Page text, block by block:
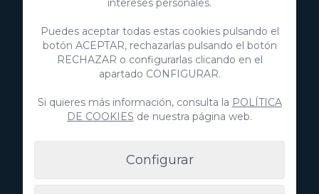
+34 928 380 457
+34 928 380 457
Descubre
Anuncia tu propiedad
Villa Gran Canaria
Puedes aceptar todas estas cookies pulsando el
botón ACEPTAR, rechazarlas pulsando el botón
RECHAZAR o configurarlas clicando en el
apartado CONFIGURAR.
Si quieres más información, consulta la POLÍTICA
DE COOKIES de nuestra página web.
Configurar